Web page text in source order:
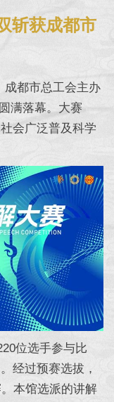
斩获成都市
都市总工会主办
满落幕。大赛
会广泛普及科学
位选手参与比
经过预赛选拔，
本馆选派的讲解